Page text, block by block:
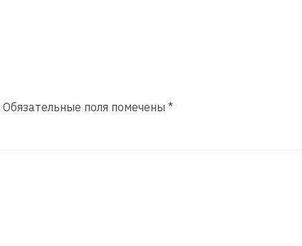
Обязательные поля помечены *